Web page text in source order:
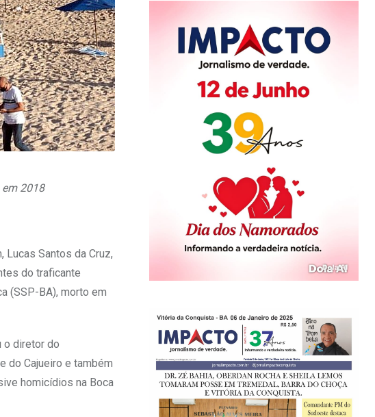
2018
Lucas Santos da Cruz,
do traficante
(SSP-BA), morto em
o diretor do
do Cajueiro e também
homicídios na Boca